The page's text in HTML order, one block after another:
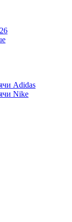
Adidas
Nike